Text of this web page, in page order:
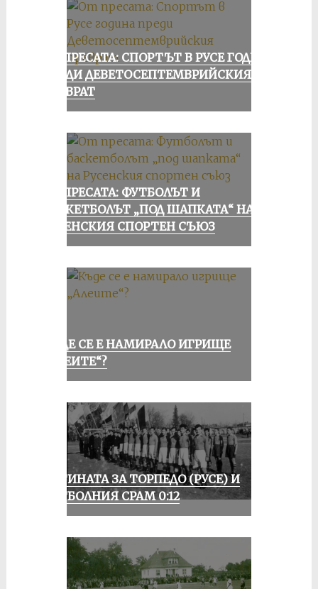
ОТ ПРЕСАТА: СПОРТЪТ В РУСЕ ГОДИНА
ПРЕДИ ДЕВЕТОСЕПТЕМВРИЙСКИЯ
ПРЕВРАТ
ОТ ПРЕСАТА: ФУТБОЛЪТ И
БАСКЕТБОЛЪТ „ПОД ШАПКАТА“ НА
РУСЕНСКИЯ СПОРТЕН СЪЮЗ
КЪДЕ СЕ Е НАМИРАЛО ИГРИЩЕ
„АЛЕИТЕ“?
ИСТИНАТА ЗА ТОРПЕДО (РУСЕ) И
ФУТБОЛНИЯ СРАМ 0:12